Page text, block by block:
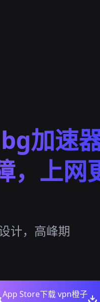
加速
，上网
计，高峰期
App Store下载 vpn橙子